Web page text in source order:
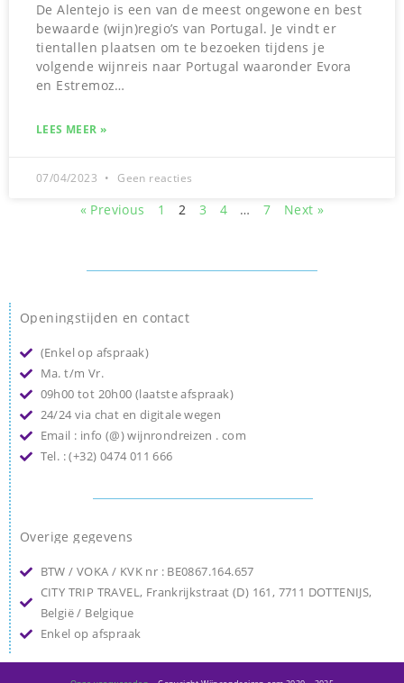
De Alentejo is een van de meest ongewone en best
bewaarde (wijn)regio’s van Portugal. Je vindt er
tientallen plaatsen om te bezoeken tijdens je
volgende wijnreis naar Portugal waaronder Evora
en Estremoz…
LEES MEER »
07/04/2023 Geen reacties
« Previous 1 2 3 4 … 7 Next »
Openingstijden en contact
(Enkel op afspraak)
Ma. t/m Vr.
09h00 tot 20h00 (laatste afspraak)
24/24 via chat en digitale wegen
Email : info (@) wijnrondreizen . com
Tel. : (+32) 0474 011 666
Overige gegevens
BTW / VOKA / KVK nr : BE0867.164.657
CITY TRIP TRAVEL, Frankrijkstraat (D) 161, 7711 DOTTENIJS,
België / Belgique
Enkel op afspraak